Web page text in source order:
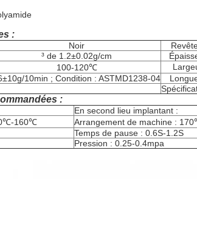
:
Noir
³ de 1.2±0.02g/cm
100-120℃
10min ; Condition : ASTMD1238-04
:
En second lieu implantant :
160℃
Arrangement de machine :
Temps de pause : 0.6S-1.2S
Pression : 0.25-0.4mpa